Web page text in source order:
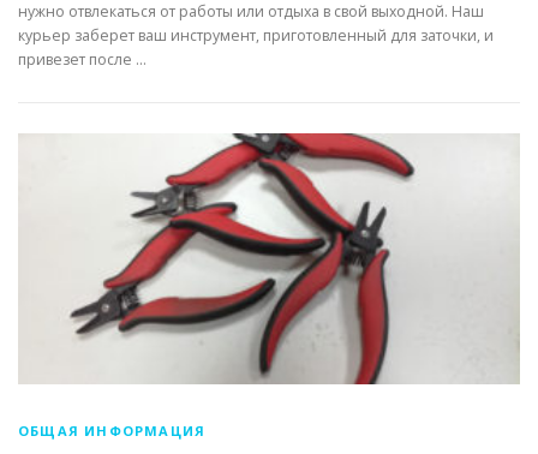
нужно отвлекаться от работы или отдыха в свой выходной. Наш
курьер заберет ваш инструмент, приготовленный для заточки, и
привезет после …
ОБЩАЯ ИНФОРМАЦИЯ